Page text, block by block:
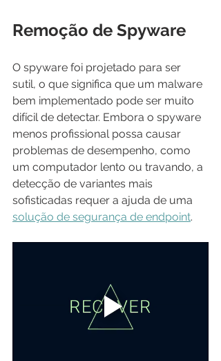
Remoção de Spyware
O spyware foi projetado para ser
sutil, o que significa que um malware
bem implementado pode ser muito
difícil de detectar. Embora o spyware
menos profissional possa causar
problemas de desempenho, como
um computador lento ou travando, a
detecção de variantes mais
sofisticadas requer a ajuda de uma
solução de segurança de endpoint.